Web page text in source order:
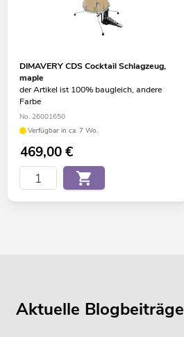
DIMAVERY CDS Cocktail Schlagzeug,
maple
der Artikel ist 100% baugleich, andere
Farbe
No. 26001650
Verfügbar in ca. 7 Wo.
469,00€
Aktuelle Blogbeiträge